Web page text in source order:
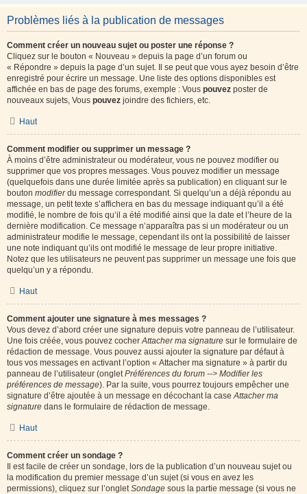
Problèmes liés à la publication de messages
Comment créer un nouveau sujet ou poster une réponse ?
Cliquez sur le bouton « Nouveau » depuis la page d’un forum ou
« Répondre » depuis la page d’un sujet. Il se peut que vous ayez besoin d’être
enregistré pour écrire un message. Une liste des options disponibles est
affichée en bas de page des forums, exemple : Vous pouvez poster de
nouveaux sujets, Vous pouvez joindre des fichiers, etc.
Haut
Comment modifier ou supprimer un message ?
À moins d’être administrateur ou modérateur, vous ne pouvez modifier ou
supprimer que vos propres messages. Vous pouvez modifier un message
(quelquefois dans une durée limitée après sa publication) en cliquant sur le
bouton modifierdu message correspondant. Si quelqu’un a déjà répondu au
message, un petit texte s’affichera en bas du message indiquant qu’il a été
modifié, le nombre de fois qu’il a été modifié ainsi que la date et l’heure de la
dernière modification. Ce message n’apparaîtra pas si un modérateur ou un
administrateur modifie le message, cependant ils ont la possibilité de laisser
une note indiquant qu’ils ont modifié le message de leur propre initiative.
Notez que les utilisateurs ne peuvent pas supprimer un message une fois que
quelqu’un y a répondu.
Haut
Comment ajouter une signature à mes messages ?
Vous devez d’abord créer une signature depuis votre panneau de l’utilisateur.
Une fois créée, vous pouvez cocherAttacher ma signature sur le formulaire de
rédaction de message. Vous pouvez aussi ajouter la signature par défaut à
tous vos messages en activant l’option « Attacher ma signature » à partir du
panneau de l’utilisateur (ongletPréférences du forum --> Modifier les
préférences de message). Par la suite, vous pourrez toujours empêcher une
signature d’être ajoutée à un message en décochant la caseAttacher ma
signature dans le formulaire de rédaction de message.
Haut
Comment créer un sondage ?
Il est facile de créer un sondage, lors de la publication d’un nouveau sujet ou
la modification du premier message d’un sujet (si vous en avez les
permissions), cliquez sur l’ongletSondage sous la partie message (si vous ne